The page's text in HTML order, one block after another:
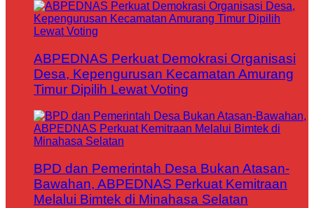
ABPEDNAS Perkuat Demokrasi Organisasi
Desa, Kepengurusan Kecamatan Amurang
Timur Dipilih Lewat Voting
BPD dan Pemerintah Desa Bukan Atasan-
Bawahan, ABPEDNAS Perkuat Kemitraan
Melalui Bimtek di Minahasa Selatan